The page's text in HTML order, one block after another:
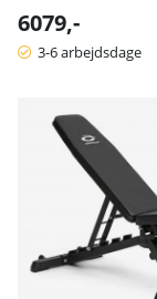
6079,-
3-6 arbejdsdage